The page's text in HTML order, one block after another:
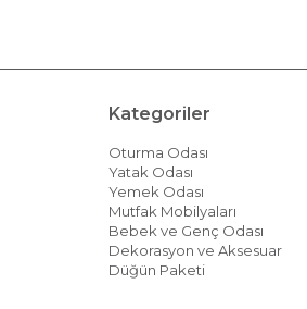
Kategoriler
Oturma Odası
Yatak Odası
Yemek Odası
Mutfak Mobilyaları
Bebek ve Genç Odası
Dekorasyon ve Aksesuar
Düğün Paketi